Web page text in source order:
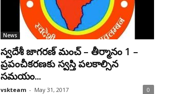
News
స్వదేశీ జాగరణ్ మంచ్ – తీర్మానం 1 –
ప్రపంచీకరణకు స్వస్తి పలకాల్సిన
సమయం...
vskteam - May 31, 2017 0